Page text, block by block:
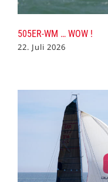
505ER-WM … WOW !
22. Juli 2026